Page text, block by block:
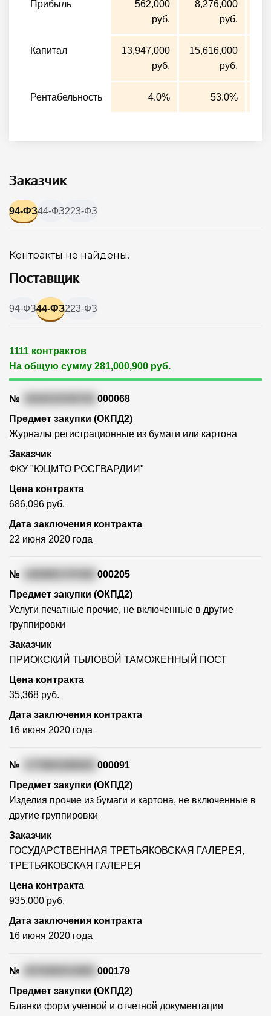
Прибыль
562,000
руб.
8,276,000
руб.
Капитал
13,947,000
руб.
15,616,000
руб.
Рентабельность 4.0% 53.0%
Заказчик
94-ФЗ44-ФЗ223-ФЗ
Контракты не найдены.
Поставщик
94-ФЗ44-ФЗ223-ФЗ
1111 контрактов
На общую сумму 281,000,900 руб.
№
000068
Предмет закупки (ОКПД2)
Журналы регистрационные из бумаги или картона
Заказчик
ФКУ "ЮЦМТО РОСГВАРДИИ"
Цена контракта
686,096 руб.
Дата заключения контракта
22 июня 2020 года
№
000205
Предмет закупки (ОКПД2)
Услуги печатные прочие, не включенные в другие
группировки
Заказчик
ПРИОКСКИЙ ТЫЛОВОЙ ТАМОЖЕННЫЙ ПОСТ
Цена контракта
35,368 руб.
Дата заключения контракта
16 июня 2020 года
№
000091
Предмет закупки (ОКПД2)
Изделия прочие из бумаги и картона, не включенные в
другие группировки
Заказчик
ГОСУДАРСТВЕННАЯ ТРЕТЬЯКОВСКАЯ ГАЛЕРЕЯ,
ТРЕТЬЯКОВСКАЯ ГАЛЕРЕЯ
Цена контракта
935,000 руб.
Дата заключения контракта
16 июня 2020 года
№
000179
Предмет закупки (ОКПД2)
Бланки форм учетной и отчетной документации